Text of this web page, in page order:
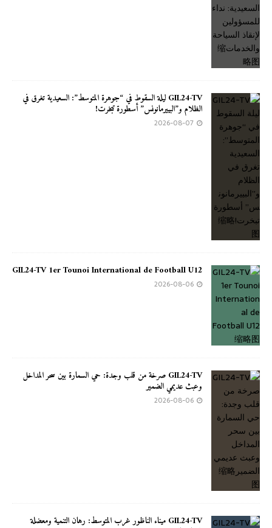
GIL24-TV ليلة السقوط في “جوهرة المتوسط”: السعيدية تغرق في
الظلام و”البييرمانونس” أسطورة تبخرت!
2026-08-07
GIL24-TV 1er Tounoi International de Football U12
2026-08-06
GIL24-TV صرخة من قلب وجدة: حي السمارة بين سحر المداخل
وعبث عديمي الضمير
2026-08-06
GIL24-TV ميناء الناظور غرب المتوسط: رهان التنمية ومعضلة